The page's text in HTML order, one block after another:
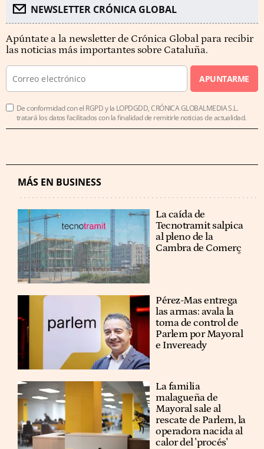
NEWSLETTER CRÓNICA GLOBAL
Apúntate a la newsletter de Crónica Global para recibir
las noticias más importantes sobre Cataluña.
APUNTARME
De conformidad con el RGPD y la LOPDGDD, CRÓNICA GLOBALMEDIA S.L.
tratará los datos facilitados con la finalidad de remitirle noticias de actualidad.
MÁS EN BUSINESS
La caída de
Tecnotramit salpica
al pleno de la
Cambra de Comerç
Pérez-Mas entrega
las armas: avala la
toma de control de
Parlem por Mayoral
e Inveready
La familia
malagueña de
Mayoral sale al
rescate de Parlem, la
operadora nacida al
calor del 'procés'